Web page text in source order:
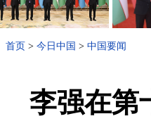
首页 > 今日中国 > 中国要闻
李强在第